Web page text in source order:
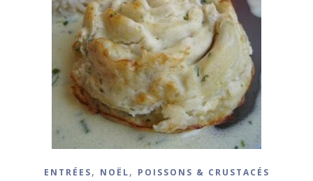
ENTRÉES, NOËL, POISSONS & CRUSTACÉS